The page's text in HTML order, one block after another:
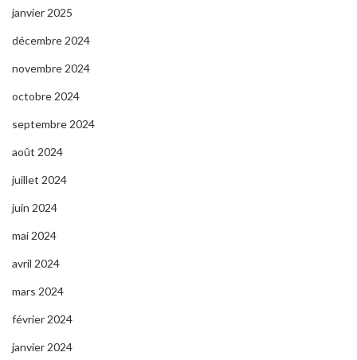
janvier 2025
décembre 2024
novembre 2024
octobre 2024
septembre 2024
août 2024
juillet 2024
juin 2024
mai 2024
avril 2024
mars 2024
février 2024
janvier 2024